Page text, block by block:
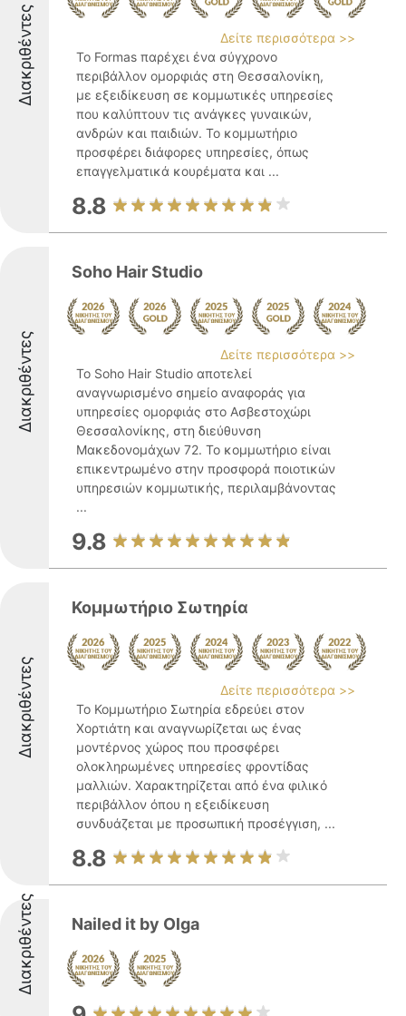
Διακριθέντες
Δείτε περισσότερα >>
Το Formas παρέχει ένα σύγχρονο
περιβάλλον ομορφιάς στη Θεσσαλονίκη,
με εξειδίκευση σε κομμωτικές υπηρεσίες
που καλύπτουν τις ανάγκες γυναικών,
ανδρών και παιδιών. Το κομμωτήριο
προσφέρει διάφορες υπηρεσίες, όπως
επαγγελματικά κουρέματα και ...
8.8
Διακριθέντες
Soho Hair Studio
Δείτε περισσότερα >>
Το Soho Hair Studio αποτελεί
αναγνωρισμένο σημείο αναφοράς για
υπηρεσίες ομορφιάς στο Ασβεστοχώρι
Θεσσαλονίκης, στη διεύθυνση
Μακεδονομάχων 72. Το κομμωτήριο είναι
επικεντρωμένο στην προσφορά ποιοτικών
υπηρεσιών κομμωτικής, περιλαμβάνοντας
...
9.8
Διακριθέντες
Κομμωτήριο Σωτηρία
Δείτε περισσότερα >>
Το Κομμωτήριο Σωτηρία εδρεύει στον
Χορτιάτη και αναγνωρίζεται ως ένας
μοντέρνος χώρος που προσφέρει
ολοκληρωμένες υπηρεσίες φροντίδας
μαλλιών. Χαρακτηρίζεται από ένα φιλικό
περιβάλλον όπου η εξειδίκευση
συνδυάζεται με προσωπική προσέγγιση, ...
8.8
Διακριθέντες Nailed it by Olga